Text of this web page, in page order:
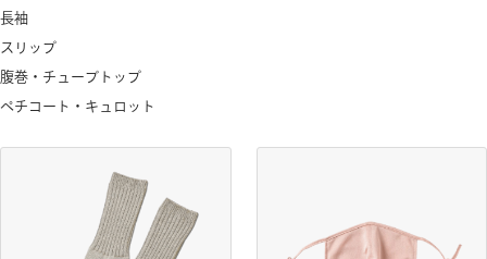
長袖
スリップ
腹巻・チューブトップ
ペチコート・キュロット